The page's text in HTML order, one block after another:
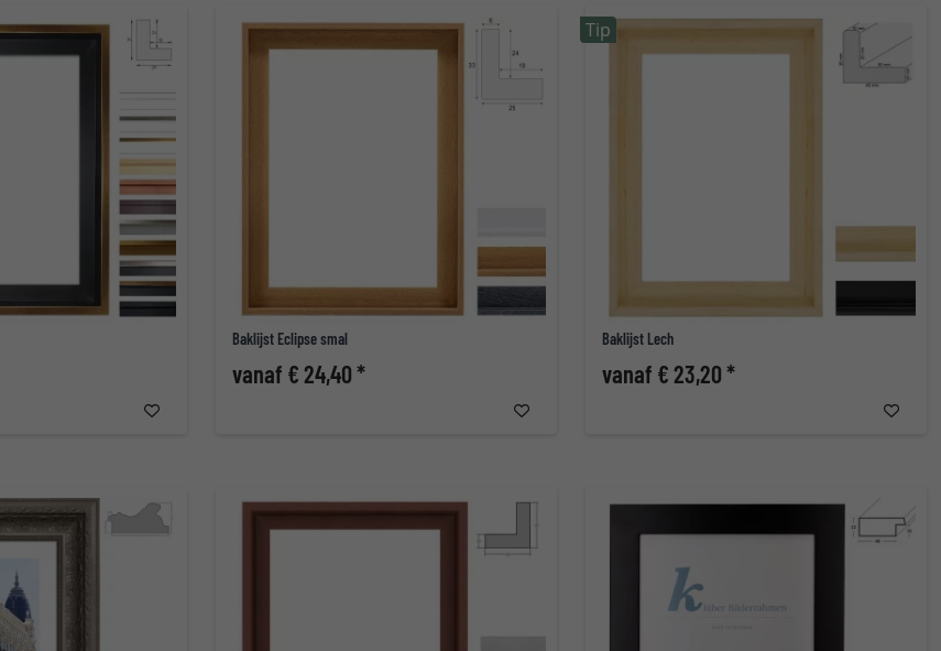
Baklijst Eclipse smal
vanaf € 24,40 *
Baklijst Lech
vanaf € 23,20 *
Tip